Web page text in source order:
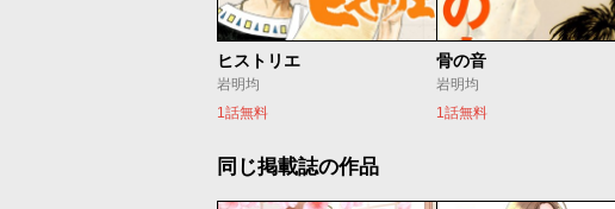
ヒストリエ
岩明均
1話無料
骨の音
岩明均
1話無料
同じ掲載誌の作品